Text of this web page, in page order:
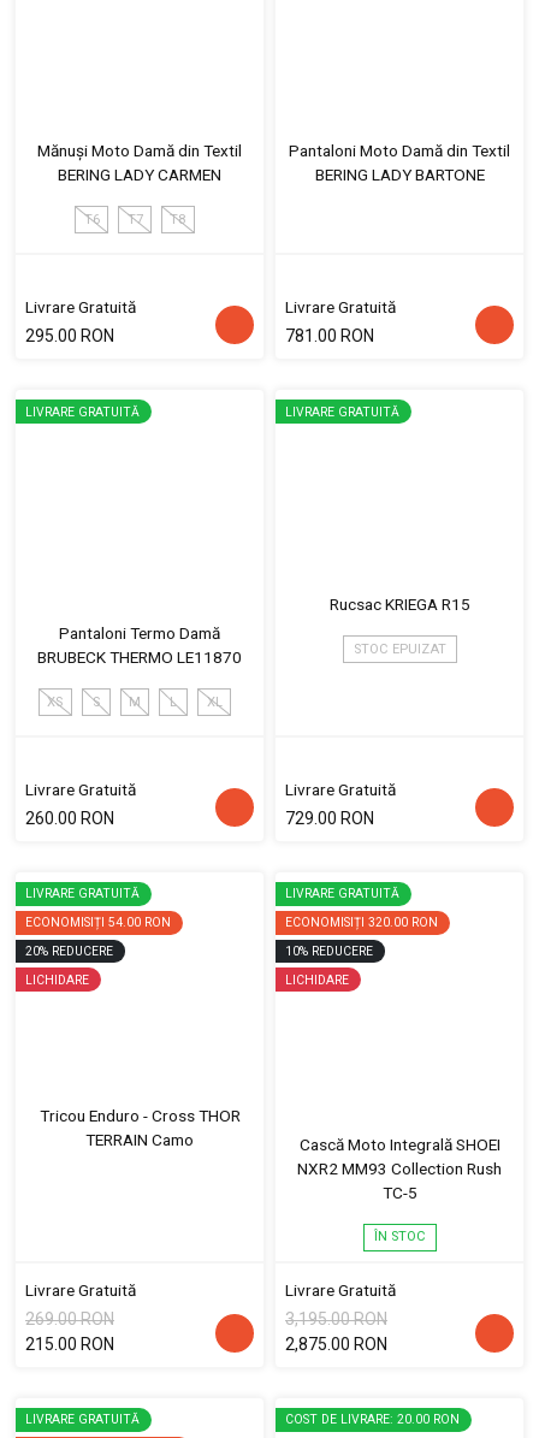
Mănuși Moto Damă din Textil
BERING LADY CARMEN
T6 T7 T8
Livrare Gratuită
295.00 RON
Pantaloni Moto Damă din Textil
BERING LADY BARTONE
Livrare Gratuită
781.00 RON
LIVRARE GRATUITĂ
Pantaloni Termo Damă
BRUBECK THERMO LE11870
XS S M L XL
Livrare Gratuită
260.00 RON
LIVRARE GRATUITĂ
Rucsac KRIEGA R15
STOC EPUIZAT
Livrare Gratuită
729.00 RON
LIVRARE GRATUITĂ
ECONOMISIȚI 54.00 RON
20% REDUCERE
LICHIDARE
Tricou Enduro - Cross THOR
TERRAIN Camo
Livrare Gratuită
269.00 RON
215.00 RON
LIVRARE GRATUITĂ
ECONOMISIȚI 320.00 RON
10% REDUCERE
LICHIDARE
Cască Moto Integrală SHOEI
NXR2 MM93 Collection Rush
TC-5
ÎN STOC
Livrare Gratuită
3,195.00 RON
2,875.00 RON
LIVRARE GRATUITĂ
COST DE LIVRARE: 20.00 RON